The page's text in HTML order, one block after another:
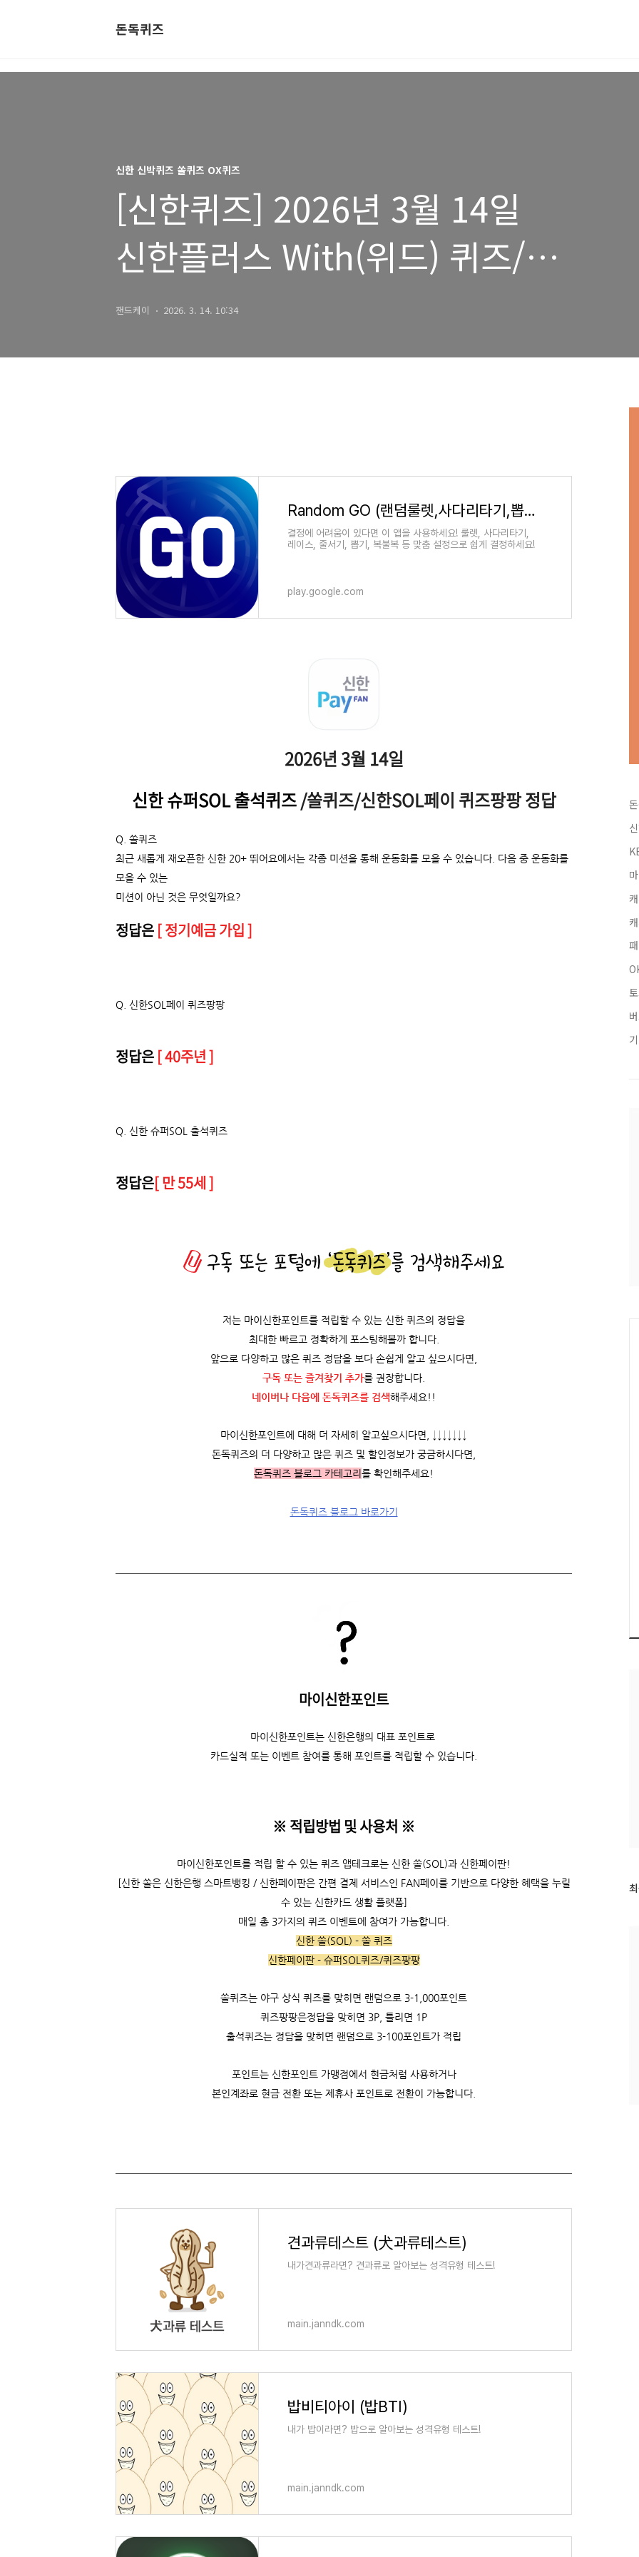
돈독퀴즈
신한 신박퀴즈 쏠퀴즈 OX퀴즈
[신한퀴즈] 2026년 3월 14일
신한플러스 With(위드) 퀴즈/
쏠퀴즈/OX퀴즈 정답
잰드케이 2026. 3. 14. 10:34
Random GO (랜덤룰렛,사다리타기,뽑기,복불복) - Google Play 앱
결정에 어려움이 있다면 이 앱을 사용하세요! 룰렛, 사다리타기,
레이스, 줄서기, 뽑기, 복불복 등 맞춤 설정으로 쉽게 결정하세요!
play.google.com
2026년 3월 14일
신한 슈퍼SOL 출석퀴즈/쏠퀴즈/신한SOL페이 퀴즈팡팡 정답
Q. 쏠퀴즈
최근 새롭게 재오픈한 신한 20+ 뛰어요에서는 각종 미션을 통해 운동화를 모을 수 있습니다. 다음 중 운동화를
모을 수 있는
미션이 아닌 것은 무엇일까요?
정답은 [ 정기예금 가입 ]
Q. 신한SOL페이 퀴즈팡팡
정답은 [ 40주년 ]
Q. 신한 슈퍼SOL 출석퀴즈
정답은[ 만 55세 ]
저는 마이신한포인트를 적립할 수 있는 신한 퀴즈의 정답을
최대한 빠르고 정확하게 포스팅해볼까 합니다.
앞으로 다양하고 많은 퀴즈 정답을 보다 손쉽게 알고 싶으시다면,
구독 또는 즐겨찾기 추가를 권장합니다.
네이버나 다음에 돈독퀴즈를 검색해주세요!!
마이신한포인트에 대해 더 자세히 알고싶으시다면, ↓↓↓↓↓↓↓
돈독퀴즈의 더 다양하고 많은 퀴즈 및 할인정보가 궁금하시다면,
돈독퀴즈 블로그 카테고리를 확인해주세요!
돈독퀴즈 블로그 바로가기
마이신한포인트
마이신한포인트는 신한은행의 대표 포인트로
카드실적 또는 이벤트 참여를 통해 포인트를 적립할 수 있습니다.
※ 적립방법 및 사용처 ※
마이신한포인트를 적립 할 수 있는 퀴즈 앱테크로는 신한 쏠(SOL)과 신한페이판!
[신한 쏠은 신한은행 스마트뱅킹 / 신한페이판은 간편 결제 서비스인 FAN페이를 기반으로 다양한 혜택을 누릴
수 있는 신한카드 생활 플랫폼]
매일 총 3가지의 퀴즈 이벤트에 참여가 가능합니다.
신한 쏠(SOL) - 쏠 퀴즈
신한페이판 - 슈퍼SOL퀴즈/퀴즈팡팡
쏠퀴즈는 야구 상식 퀴즈를 맞히면 랜덤으로 3-1,000포인트
퀴즈팡팡은정답을 맞히면 3P, 틀리면 1P
출석퀴즈는 정답을 맞히면 랜덤으로 3-100포인트가 적립
포인트는 신한포인트 가맹점에서 현금처럼 사용하거나
본인계좌로 현금 전환 또는 제휴사 포인트로 전환이 가능합니다.
견과류테스트 (犬과류테스트)
내가견과류라면? 견과류로 알아보는 성격유형 테스트!
main.janndk.com
밥비티아이 (밥BTI)
내가 밥이라면? 밥으로 알아보는 성격유형 테스트!
main.janndk.com
최